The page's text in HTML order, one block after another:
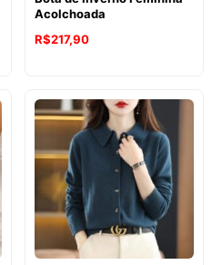
Acolchoada
R$217,90